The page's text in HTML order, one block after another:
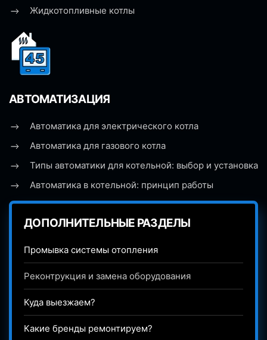
Жидкотопливные котлы
АВТОМАТИЗАЦИЯ
Автоматика для электрического котла
Автоматика для газового котла
Типы автоматики для котельной: выбор и установка
Автоматика в котельной: принцип работы
ДОПОЛНИТЕЛЬНЫЕ РАЗДЕЛЫ
Промывка системы отопления
Реконтрукция и замена оборудования
Куда выезжаем?
Какие бренды ремонтируем?